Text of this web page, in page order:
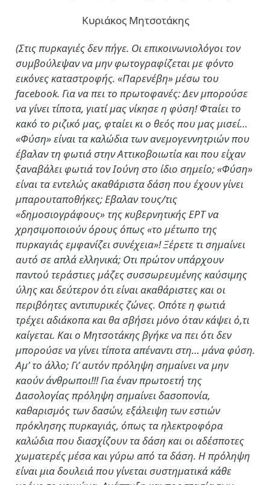
Κυριάκος Μητσοτάκης
(Στις πυρκαγιές δεν πήγε. Οι επικοινωνιολόγοι τον
συμβούλεψαν να μην φωτογραφίζεται με φόντο
εικόνες καταστροφής. «Παρενέβη» μέσω του
facebook. Για να πει το πρωτοφανές: Δεν μπορούσε
να γίνει τίποτα, γιατί μας νίκησε η φύση! Φταίει το
κακό το ριζικό μας, φταίει κι ο θεός που μας μισεί…
«Φύση» είναι τα καλώδια των ανεμογεννητριών που
έβαλαν τη φωτιά στην Αττικοβοιωτία και που είχαν
ξαναβάλει φωτιά τον Ιούνη στο ίδιο σημείο; «Φύση»
είναι τα εντελώς ακαθάριστα δάση που έχουν γίνει
μπαρουταποθήκες; Εβαλαν τους/τις
«δημοσιογράφους» της κυβερνητικής ΕΡΤ να
χρησιμοποιούν όρους όπως «το μέτωπο της
πυρκαγιάς εμφανίζει συνέχεια»! Ξέρετε τι σημαίνει
αυτό σε απλά ελληνικά; Οτι πρώτον υπάρχουν
παντού τεράστιες μάζες συσσωρευμένης καύσιμης
ύλης και δεύτερον ότι είναι ακαθάριστες και οι
περιβόητες αντιπυρικές ζώνες. Οπότε η φωτιά
τρέχει αδιάκοπα και θα σβήσει μόνο όταν κάψει ό,τι
καίγεται. Και ο Μητσοτάκης βγήκε να πει ότι δεν
μπορούσε να γίνει τίποτα απέναντι στη… μάνα φύση.
Αμ’ το άλλο; Γι’ αυτόν πρόληψη σημαίνει να μην
καούν άνθρωποι!!! Για έναν πρωτοετή της
Δασολογίας πρόληψη σημαίνει δασοπονία,
καθαρισμός των δασών, εξάλειψη των εστιών
πρόκλησης πυρκαγιάς, όπως τα ηλεκτροφόρα
καλώδια που διασχίζουν τα δάση και οι αδέσποτες
χωματερές μέσα και γύρω από τα δάση. Η πρόληψη
είναι μια δουλειά που γίνεται συστηματικά κάθε